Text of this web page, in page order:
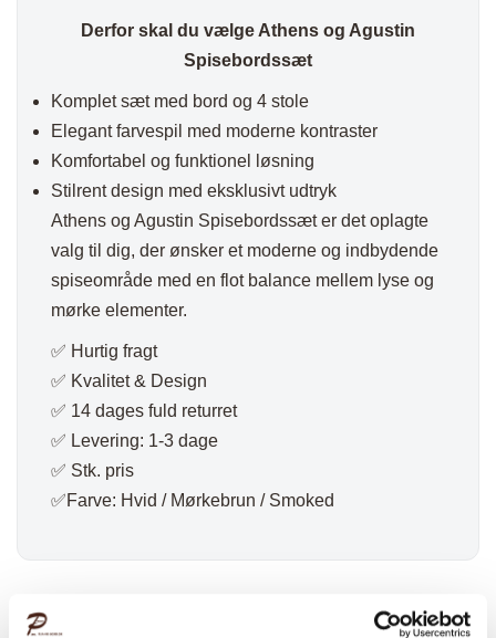
Derfor skal du vælge Athens og Agustin
Spisebordssæt
Komplet sæt med bord og 4 stole
Elegant farvespil med moderne kontraster
Komfortabel og funktionel løsning
Stilrent design med eksklusivt udtryk
Athens og Agustin Spisebordssæt er det oplagte
valg til dig, der ønsker et moderne og indbydende
spiseområde med en flot balance mellem lyse og
mørke elementer.
✅ Hurtig fragt
✅ Kvalitet & Design
✅ 14 dages fuld returret
✅ Levering: 1-3 dage
✅ Stk. pris
✅Farve: Hvid / Mørkebrun / Smoked
Varenummer (SKU): Spisebordssæt